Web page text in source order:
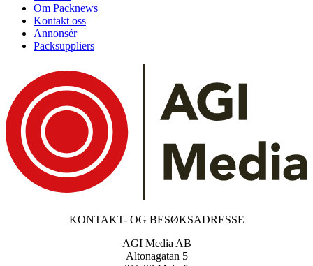
Om Packnews
Kontakt oss
Annonsér
Packsuppliers
KONTAKT- OG BESØKSADRESSE
AGI Media AB
Altonagatan 5